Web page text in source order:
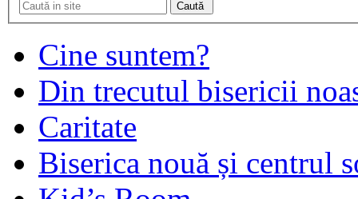
Cine suntem?
Din trecutul bisericii
Caritate
Biserica nouă și centrul